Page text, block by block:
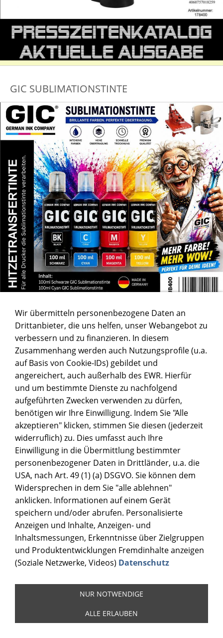
GIC SUBLIMATIONSTINTE
Wir übermitteln personenbezogene Daten an
Drittanbieter, die uns helfen, unser Webangebot zu
verbessern und zu finanzieren. In diesem
Zusammenhang werden auch Nutzungsprofile (u.a.
auf Basis von Cookie-IDs) gebildet und
angereichert, auch außerhalb des EWR. Hierfür
und um bestimmte Dienste zu nachfolgend
aufgeführten Zwecken verwenden zu dürfen,
benötigen wir Ihre Einwilligung. Indem Sie "Alle
akzeptieren" klicken, stimmen Sie diesen (jederzeit
widerruflich) zu. Dies umfasst auch Ihre
Einwilligung in die Übermittlung bestimmter
personenbezogener Daten in Drittländer, u.a. die
USA, nach Art. 49 (1) (a) DSGVO. Sie können dem
Widersprechen in dem Sie "alle ablehnen"
anklicken. Informationen auf einem Gerät
speichern und/oder abrufen. Personalisierte
Anzeigen und Inhalte, Anzeigen- und
Inhaltsmessungen, Erkenntnisse über Zielgruppen
und Produktentwicklungen Fremdinhalte anzeigen
(Soziale Netzwerke, Videos) Datenschutz
NUR NOTWENDIGE
ALLE ERLAUBEN